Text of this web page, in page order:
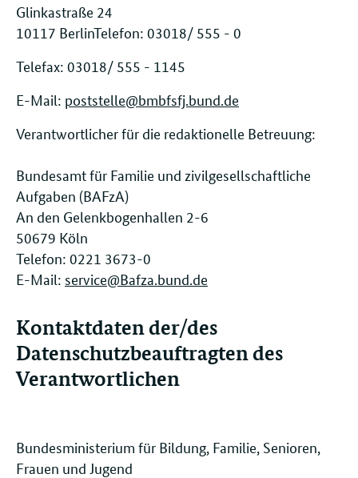
Glinkastraße 24
10117 BerlinTelefon: 03018/ 555 - 0
Telefax: 03018/ 555 - 1145
E-Mail: poststelle@bmbfsfj.bund.de
Verantwortlicher für die redaktionelle Betreuung:
Bundesamt für Familie und zivilgesellschaftliche
Aufgaben (BAFzA)
An den Gelenkbogenhallen 2-6
50679 Köln
Telefon: 0221 3673-0
E-Mail: service@Bafza.bund.de
Kontaktdaten der/des
Datenschutzbeauftragten des
Verantwortlichen
Bundesministerium für Bildung, Familie, Senioren,
Frauen und Jugend